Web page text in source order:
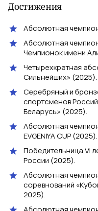
Достижения
Абсолютная
Абсолютная
Чемпионок имени
Четырехкратная
Сильнейших» (2025).
Серебряный и
спортсменов
Беларусь» (2025).
Абсолютная
EVGENIYA CUP (2025).
Победительница VI
России (2025).
Абсолютная
соревнований
2025).